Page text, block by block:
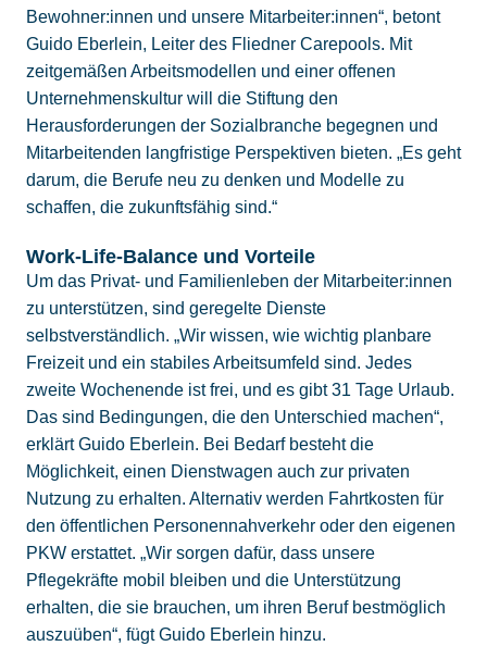
Bewohner:innen und unsere Mitarbeiter:innen“, betont
Guido Eberlein, Leiter des Fliedner Carepools. Mit
zeitgemäßen Arbeitsmodellen und einer offenen
Unternehmenskultur will die Stiftung den
Herausforderungen der Sozialbranche begegnen und
Mitarbeitenden langfristige Perspektiven bieten. „Es geht
darum, die Berufe neu zu denken und Modelle zu
schaffen, die zukunftsfähig sind.“
Work-Life-Balance und Vorteile
Um das Privat- und Familienleben der Mitarbeiter:innen
zu unterstützen, sind geregelte Dienste
selbstverständlich. „Wir wissen, wie wichtig planbare
Freizeit und ein stabiles Arbeitsumfeld sind. Jedes
zweite Wochenende ist frei, und es gibt 31 Tage Urlaub.
Das sind Bedingungen, die den Unterschied machen“,
erklärt Guido Eberlein. Bei Bedarf besteht die
Möglichkeit, einen Dienstwagen auch zur privaten
Nutzung zu erhalten. Alternativ werden Fahrtkosten für
den öffentlichen Personennahverkehr oder den eigenen
PKW erstattet. „Wir sorgen dafür, dass unsere
Pflegekräfte mobil bleiben und die Unterstützung
erhalten, die sie brauchen, um ihren Beruf bestmöglich
auszuüben“, fügt Guido Eberlein hinzu.